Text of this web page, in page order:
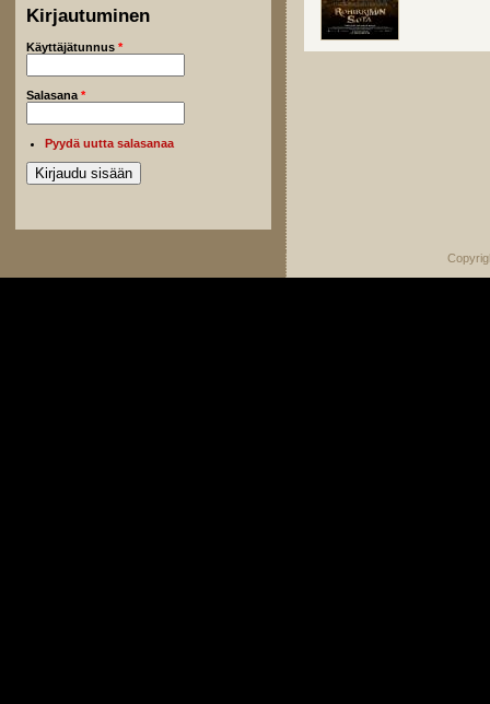
Kirjautuminen
Käyttäjätunnus *
Salasana *
Pyydä uutta salasanaa